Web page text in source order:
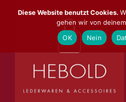
Inhalt
Diese Website benutzt Cookies.
gehen wir von
OK
Nein